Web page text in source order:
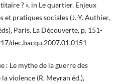
? », in Le quartier. Enjeux
pratiques sociales (J.-Y. Authier,
Paris, La Découverte, p. 151-
dec.bacqu.2007.01.0151
: Le mythe de la guerre des
la violence (R. Meyran éd.),